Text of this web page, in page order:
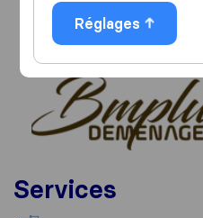
Vue d'ensemble
Services
Réglages